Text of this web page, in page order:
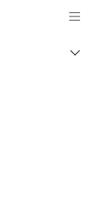
Canon Logo, back
Skift